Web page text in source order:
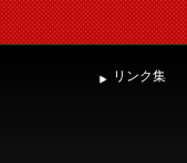
リンク集